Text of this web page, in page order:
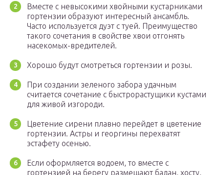
Вместе с невысокими хвойными кустарниками
гортензии образуют интересный ансамбль.
Часто используется дуэт с туей. Преимущество
такого сочетания в свойстве хвои отгонять
насекомых-вредителей.
Хорошо будут смотреться гортензии и розы.
При создании зеленого забора удачным
считается сочетание с быстрорастущики кустами
для живой изгороди.
Цветение сирени плавно перейдет в цветение
гортензии. Астры и георгины перехватят
эстафету осенью.
Если оформляется водоем, то вместе с
гортензией на берегу размещают бадан, хосту,